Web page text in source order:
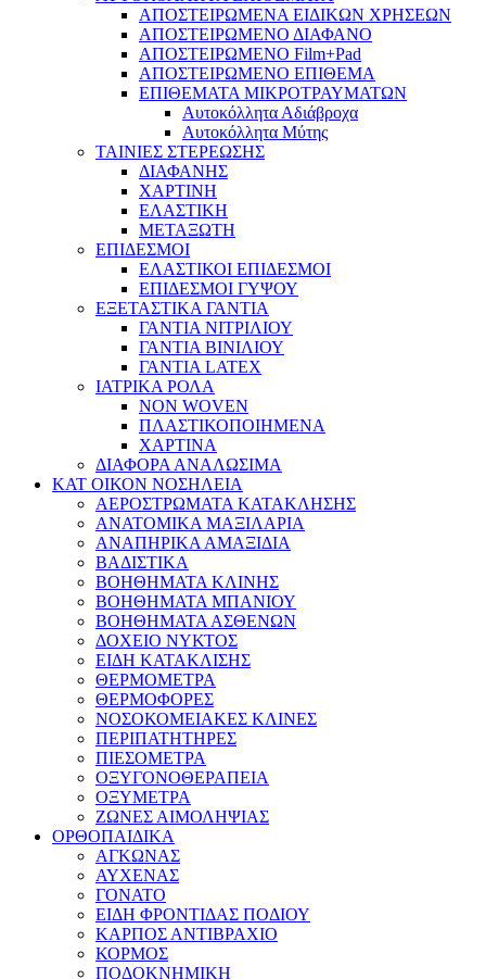
ΑΠΟΣΤΕΙΡΩΜΕΝΑ ΕΙΔΙΚΩΝ ΧΡΗΣΕΩΝ
ΑΠΟΣΤΕΙΡΩΜΕΝΟ ΔΙΑΦΑΝΟ
ΑΠΟΣΤΕΙΡΩΜΕΝΟ Film+Pad
ΑΠΟΣΤΕΙΡΩΜΕΝΟ ΕΠΙΘΕΜΑ
ΕΠΙΘΕΜΑΤΑ ΜΙΚΡΟΤΡΑΥΜΑΤΩΝ
Αυτοκόλλητα Αδιάβροχα
Αυτοκόλλητα Μύτης
ΤΑΙΝΙΕΣ ΣΤΕΡΕΩΣΗΣ
ΔΙΑΦΑΝΗΣ
ΧΑΡΤΙΝΗ
ΕΛΑΣΤΙΚΗ
ΜΕΤΑΞΩΤΗ
ΕΠΙΔΕΣΜΟΙ
ΕΛΑΣΤΙΚΟΙ ΕΠΙΔΕΣΜΟΙ
ΕΠΙΔΕΣΜΟΙ ΓΥΨΟΥ
ΕΞΕΤΑΣΤΙΚΑ ΓΑΝΤΙΑ
ΓΑΝΤΙΑ ΝΙΤΡΙΛΙΟΥ
ΓΑΝΤΙΑ ΒΙΝΙΛΙΟΥ
ΓΑΝΤΙΑ LATEX
ΙΑΤΡΙΚΑ ΡΟΛΑ
NON WOVEN
ΠΛΑΣΤΙΚΟΠΟΙΗΜΕΝΑ
ΧΑΡΤΙΝΑ
ΔΙΑΦΟΡΑ ΑΝΑΛΩΣΙΜΑ
ΚΑΤ ΟΙΚΟΝ ΝΟΣΗΛΕΙΑ
ΑΕΡΟΣΤΡΩΜΑΤΑ ΚΑΤΑΚΛΗΣΗΣ
ΑΝΑΤΟΜΙΚΑ ΜΑΞΙΛΑΡΙΑ
ΑΝΑΠΗΡΙΚΑ ΑΜΑΞΙΔΙΑ
ΒΑΔΙΣΤΙΚΑ
ΒΟΗΘΗΜΑΤΑ ΚΛΙΝΗΣ
ΒΟΗΘΗΜΑΤΑ ΜΠΑΝΙΟΥ
ΒΟΗΘΗΜΑΤΑ ΑΣΘΕΝΩΝ
ΔΟΧΕΙΟ ΝΥΚΤΟΣ
ΕΙΔΗ ΚΑΤΑΚΛΙΣΗΣ
ΘΕΡΜΟΜΕΤΡΑ
ΘΕΡΜΟΦΟΡΕΣ
ΝΟΣΟΚΟΜΕΙΑΚΕΣ ΚΛΙΝΕΣ
ΠΕΡΙΠΑΤΗΤΗΡΕΣ
ΠΙΕΣΟΜΕΤΡΑ
ΟΞΥΓΟΝΟΘΕΡΑΠΕΙΑ
ΟΞΥΜΕΤΡΑ
ΖΩΝΕΣ ΑΙΜΟΛΗΨΙΑΣ
ΟΡΘΟΠΑΙΔΙΚΑ
ΑΓΚΩΝΑΣ
ΑΥΧΕΝΑΣ
ΓΟΝΑΤΟ
ΕΙΔΗ ΦΡΟΝΤΙΔΑΣ ΠΟΔΙΟΥ
ΚΑΡΠΟΣ ΑΝΤΙΒΡΑΧΙΟ
ΚΟΡΜΟΣ
ΠΟΔΟΚΝΗΜΙΚΗ